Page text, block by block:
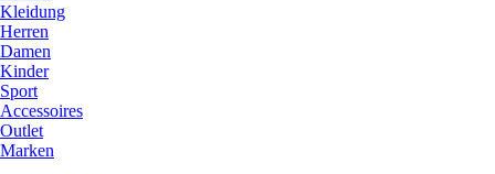
Kleidung
Herren
Damen
Kinder
Sport
Accessoires
Outlet
Marken